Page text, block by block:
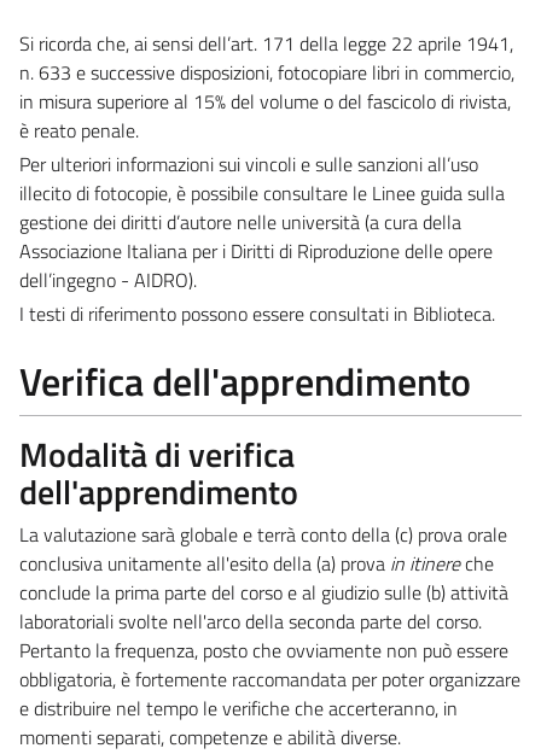
Si ricorda che, ai sensi dell’art. 171 della legge 22 aprile 1941,
n. 633 e successive disposizioni, fotocopiare libri in commercio,
in misura superiore al 15% del volume o del fascicolo di rivista,
è reato penale.
Per ulteriori informazioni sui vincoli e sulle sanzioni all’uso
illecito di fotocopie, è possibile consultare le Linee guida sulla
gestione dei diritti d’autore nelle università (a cura della
Associazione Italiana per i Diritti di Riproduzione delle opere
dell’ingegno - AIDRO).
I testi di riferimento possono essere consultati in Biblioteca.
Verifica dell'apprendimento
Modalità di verifica
dell'apprendimento
La valutazione sarà globale e terrà conto della (c) prova orale
conclusiva unitamente all'esito della (a) prova in itinereche
conclude la prima parte del corso e al giudizio sulle (b) attività
laboratoriali svolte nell'arco della seconda parte del corso.
Pertanto la frequenza, posto che ovviamente non può essere
obbligatoria, è fortemente raccomandata per poter organizzare
e distribuire nel tempo le verifiche che accerteranno, in
momenti separati, competenze e abilità diverse.